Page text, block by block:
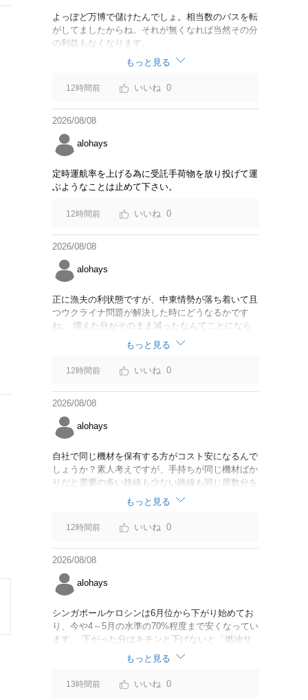
よっぽど万博で儲けたんでしょ。相当数のバスを転
がしてましたからね。それが無くなれば当然その分
の利益もなくなります。
もっと見る
12時間前 0
2026/08/08
alohays
定時運航率を上げる為に受託手荷物を放り投げて運
ぶようなことは止めて下さい。
12時間前 0
2026/08/08
alohays
正に漁夫の利状態ですが、中東情勢が落ち着いて且
つウクライナ問題が解決した時にどうなるかです
ね。 増えた分がそのまま減ったなんてことになら
なければいいですが。
もっと見る
12時間前 0
2026/08/08
alohays
自社で同じ機材を保有する方がコスト安になるんで
しょうか？素人考えですが、手持ちが同じ機材ばか
りだと需要の多い路線も少ない路線も同じ席数分を
供給することになるので、需要が多い路線には大型
機材を当て、少ない路線には小型機材を当てるな
ど、席数を調整するにはリース契約の方が対応しや
すいと思いました。
もっと見る
12時間前 0
2026/08/08
alohays
シンガポールケロシンは6月位から下がり始めてお
り、今や4～5月の水準の70%程度まで安くなってい
ます。 下がった分はキチンと下げないと「燃油サ
ーチャージ＝利益」と判断されますよ。
もっと見る
13時間前 0